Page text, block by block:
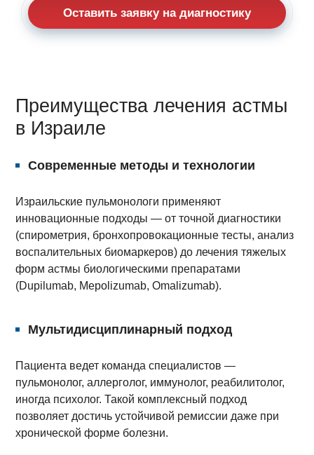
Оставить заявку на диагностику
Преимущества лечения астмы
в Израиле
Современные методы и технологии
Израильские пульмонологи применяют
инновационные подходы — от точной диагностики
(спирометрия, бронхопровокационные тесты, анализ
воспалительных биомаркеров) до лечения тяжелых
форм астмы биологическими препаратами
(Dupilumab, Mepolizumab, Omalizumab).
Мультидисциплинарный подход
Пациента ведет команда специалистов —
пульмонолог, аллерголог, иммунолог, реабилитолог,
иногда психолог. Такой комплексный подход
позволяет достичь устойчивой ремиссии даже при
хронической форме болезни.